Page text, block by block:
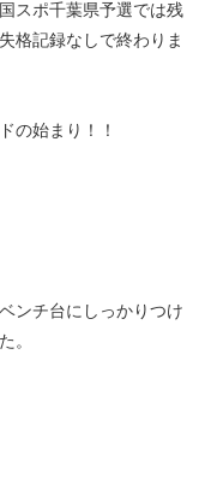
スポ千葉県予選では残
格記録なしで終わりま
の始まり！！
ンチ台にしっかりつけ
。